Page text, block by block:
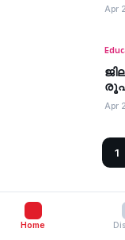
Apr
Apr
1
Home